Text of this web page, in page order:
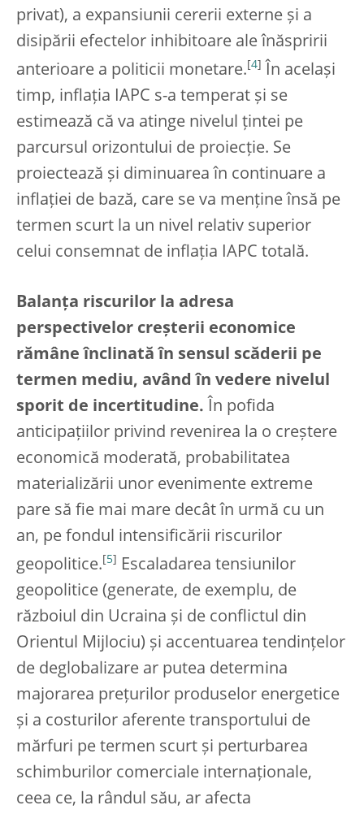
privat), a expansiunii cererii externe și a
disipării efectelor inhibitoare ale înăspririi
anterioare a politicii monetare. 4
În același
timp, inflația IAPC s-a temperat și se
estimează că va atinge nivelul țintei pe
parcursul orizontului de proiecție. Se
proiectează și diminuarea în continuare a
inflației de bază, care se va menține însă pe
termen scurt la un nivel relativ superior
celui consemnat de inflația IAPC totală.
Balanța riscurilor la adresa
perspectivelor creșterii economice
rămâne înclinată în sensul scăderii pe
termen mediu, având în vedere nivelul
sporit de incertitudine. În pofida
anticipațiilor privind revenirea la o creștere
economică moderată, probabilitatea
materializării unor evenimente extreme
pare să fie mai mare decât în urmă cu un
an, pe fondul intensificării riscurilor
geopolitice. 5
Escaladarea tensiunilor
geopolitice (generate, de exemplu, de
războiul din Ucraina și de conflictul din
Orientul Mijlociu) și accentuarea tendințelor
de deglobalizare ar putea determina
majorarea prețurilor produselor energetice
și a costurilor aferente transportului de
mărfuri pe termen scurt și perturbarea
schimburilor comerciale internaționale,
ceea ce, la rândul său, ar afecta